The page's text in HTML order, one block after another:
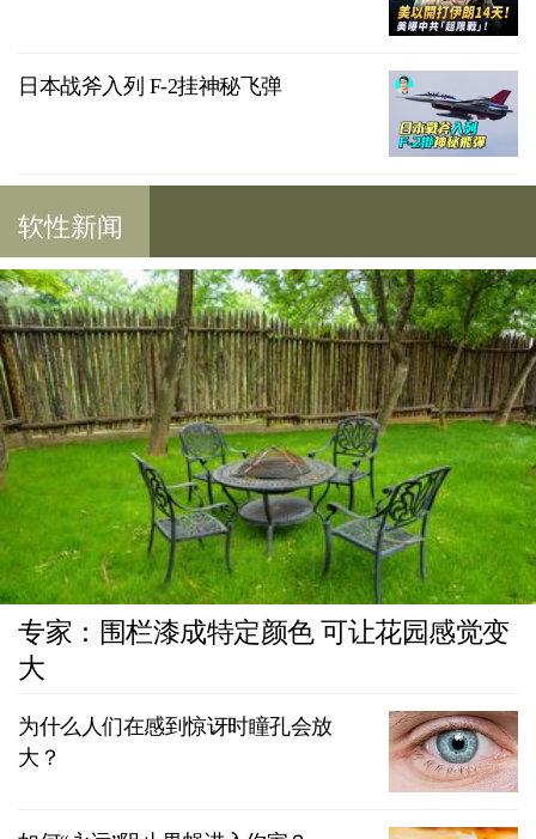
日本战斧入列 F-2挂神秘飞弹
软性新闻
专家：围栏漆成特定颜色 可让花园感觉变
大
为什么人们在感到惊讶时瞳孔会放
大？